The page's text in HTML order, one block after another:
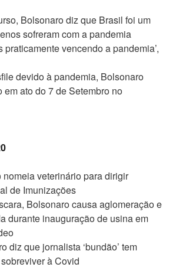
Bolsonaro diz que Brasil foi um
sofreram com a pandemia
praticamente vencendo a pandemia’,
devido à pandemia, Bolsonaro
em ato do 7 de Setembro no
nomeia veterinário para dirigir
de Imunizações
Bolsonaro causa aglomeração e
durante inauguração de usina em
diz que jornalista ‘bundão’ tem
à Covid